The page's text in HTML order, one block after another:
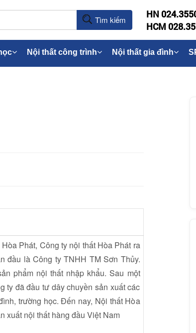
Tìm kiếm
HN
HCM
Nội thất công trình Nội thất gia đình
Phát, Công ty nội thất Hòa Phát ra
đầu là Công ty TNHH TM Sơn Thủy.
phẩm nội thất nhập khẩu. Sau một
ty đã đầu tư dây chuyền sản xuất các
trường học. Đến nay, Nội thất Hòa
xuất nội thất hàng đầu Việt Nam